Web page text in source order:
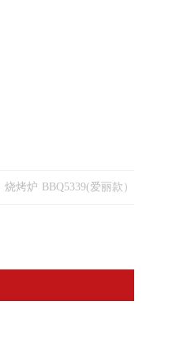
烧烤炉 BBQ5339(爱丽款）